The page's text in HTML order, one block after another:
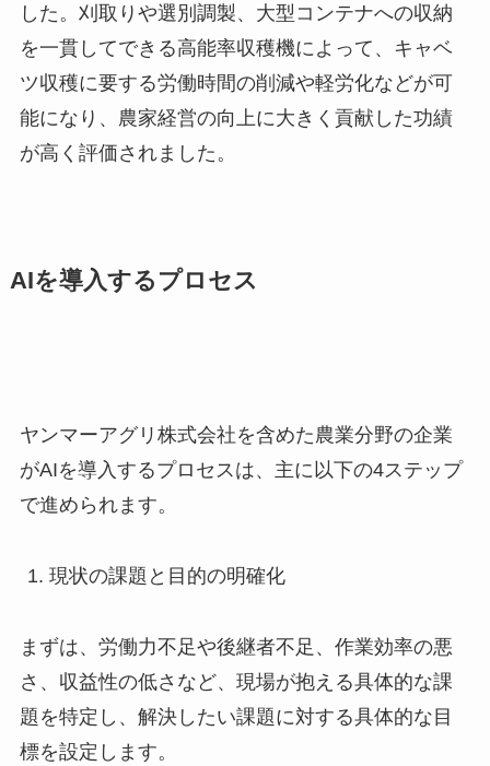
した。刈取りや選別調製、大型コンテナへの収納
を一貫してできる高能率収穫機によって、キャベ
ツ収穫に要する労働時間の削減や軽労化などが可
能になり、農家経営の向上に大きく貢献した功績
が高く評価されました。
AIを導入するプロセス
ヤンマーアグリ株式会社を含めた農業分野の企業
がAIを導入するプロセスは、主に以下の4ステップ
で進められます。
現状の課題と目的の明確化
まずは、労働力不足や後継者不足、作業効率の悪
さ、収益性の低さなど、現場が抱える具体的な課
題を特定し、解決したい課題に対する具体的な目
標を設定します。